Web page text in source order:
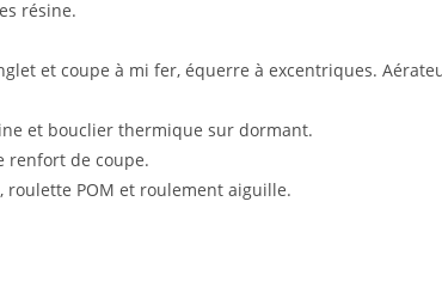
résine.
et coupe à mi fer, équerre à excentriques.
et bouclier thermique sur dormant.
renfort de coupe.
POM et roulement aiguille.